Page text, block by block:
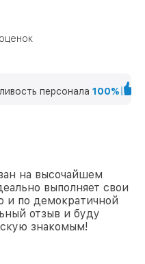
персонала 100%
на высочайшем
выполняет свои
и по демократичной
отзыв и буду
знакомым!